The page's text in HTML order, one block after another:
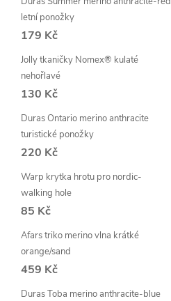
letní ponožky
179 Kč
Jolly tkaničky Nomex® kulaté
nehořlavé
130 Kč
Duras Ontario merino anthracite
turistické ponožky
220 Kč
Warp krytka hrotu pro nordic-
walking hole
85 Kč
Afars triko merino vlna krátké
orange/sand
459 Kč
Duras Toba merino anthracite-blue